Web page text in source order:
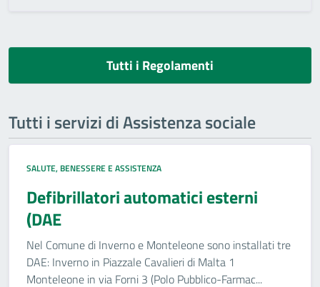
Tutti i Regolamenti
Tutti i servizi di Assistenza sociale
SALUTE, BENESSERE E ASSISTENZA
Defibrillatori automatici esterni
(DAE
Nel Comune di Inverno e Monteleone sono installati tre
DAE: Inverno in Piazzale Cavalieri di Malta 1
Monteleone in via Forni 3 (Polo Pubblico-Farmac...